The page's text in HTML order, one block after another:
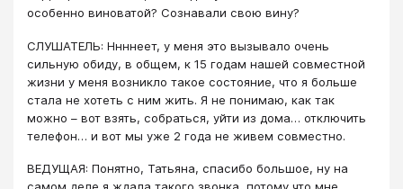
особенно виноватой? Сознавали свою вину?
СЛУШАТЕЛЬ: Ннннеет, у меня это вызывало очень
сильную обиду, в общем, к 15 годам нашей совместной
жизни у меня возникло такое состояние, что я больше
стала не хотеть с ним жить. Я не понимаю, как так
можно – вот взять, собраться, уйти из дома… отключить
телефон… и вот мы уже 2 года не живем совместно.
ВЕДУЩАЯ: Понятно, Татьяна, спасибо большое, ну на